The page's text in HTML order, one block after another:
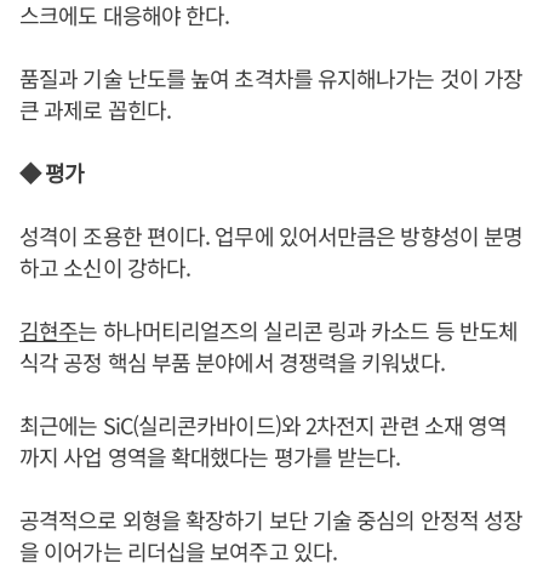
스크에도 대응해야 한다.
품질과 기술 난도를 높여 초격차를 유지해나가는 것이 가장
큰 과제로 꼽힌다.
◆ 평가
성격이 조용한 편이다. 업무에 있어서만큼은 방향성이 분명
하고 소신이 강하다.
김현주는 하나머티리얼즈의 실리콘 링과 카소드 등 반도체
식각 공정 핵심 부품 분야에서 경쟁력을 키워냈다.
최근에는 SiC(실리콘카바이드)와 2차전지 관련 소재 영역
까지 사업 영역을 확대했다는 평가를 받는다.
공격적으로 외형을 확장하기 보단 기술 중심의 안정적 성장
을 이어가는 리더십을 보여주고 있다.